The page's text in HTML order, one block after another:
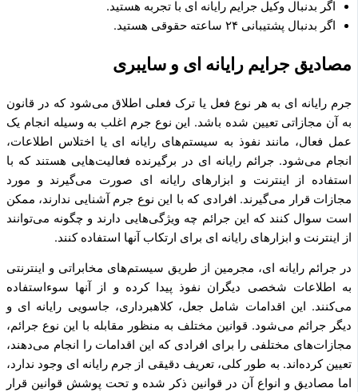
اگر بدنبال وکیل جرایم رایانه ای با تجربه هستید.
اگر بدنبال پشتیبانی ۲۴ ساعته حقوقی هستید.
مصادیق جرایم رایانه ای و سایبری
جرم رایانه ای به هر نوع فعل یا ترک فعلی اطلاق می‌شود که در قانون
به آن مجازاتی تعیین شده باشد. این نوع جرم اغلب به وسیله انجام یک
عمل فعال، مانند نفوذ به سیستم‌های رایانه ای یا اختلاس اطلاعات،
انجام می‌شود. جرائم رایانه ای در برگیرنده فعالیت‌هایی هستند که با
استفاده از اینترنت و ابزارهای رایانه ای صورت می‌گیرند و مورد
مجازات قرار می‌گیرند. افرادی که با این نوع جرم آشنایی ندارند، ممکن
است سوال کنند که این جرائم چه ویژگی‌هایی دارند و چگونه می‌توانند
از اینترنت و ابزارهای رایانه ای برای ارتکاب آنها استفاده کنند.
در جرائم رایانه ای، مجرمین از طریق سیستم‌های مخابراتی و اینترنتی
به اطلاعات شخصی دیگران نفوذ پیدا کرده و از آنها سوءاستفاده
می‌کنند. این اقدامات شامل جعل، کلاهبرداری، جاسویی رایانه ای و
دیگر جرائم می‌شود. قوانین مختلف به منظور مقابله با این نوع جرائم،
مجازات‌های مختلفی را برای افرادی که این اقدامات را انجام می‌دهند،
تعیین کرده‌اند. به طور کلی، تعریف دقیقی از جرم رایانه ای وجود ندارد،
اما مصادیق و انواع آن در قوانین ذکر شده و تحت پوشش قوانین قرار